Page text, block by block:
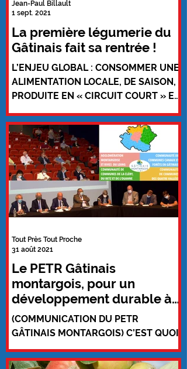
La première légumerie du
Gâtinais fait sa rentrée !
L’ENJEU GLOBAL : CONSOMMER UNE
ALIMENTATION LOCALE, DE SAISON,
PRODUITE EN « CIRCUIT COURT » ET
POUR...
Jean-Paul Billault
1 sept. 2021
Le PETR Gâtinais
montargois, pour un
développement durable à
l'échelle du territoire
(COMMUNICATION DU PETR
GÂTINAIS MONTARGOIS) C’EST QUOI
LE PETR ? Le Pôle d’Équilibre
Territorial et Rural Gâtinais
Tout Près Tout Proche
31 août 2021